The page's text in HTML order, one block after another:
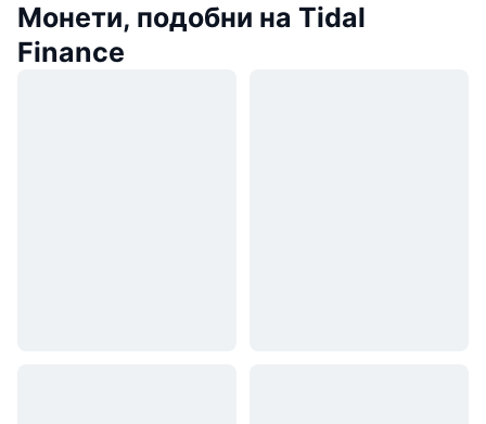
Монети, подобни на Tidal
Finance